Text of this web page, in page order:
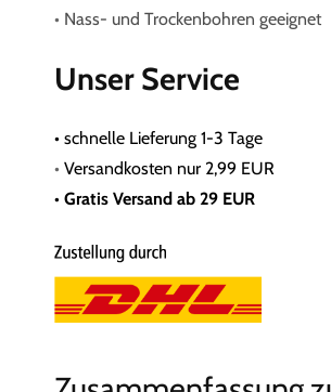
• Nass- und Trockenbohren geeignet
Unser Service
• schnelle Lieferung 1-3 Tage
• Versandkosten nur 2,99 EUR
• Gratis Versand ab 29 EUR